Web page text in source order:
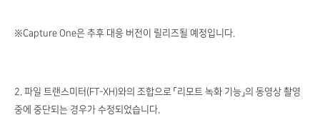
※Capture One은 추후 대응 버전이 릴리즈될 예정입니다.
2. 파일 트랜스미터(FT-XH)와의 조합으로 「리모트 녹화 기능」의 동영상 촬영
중에 중단되는 경우가 수정되었습니다.